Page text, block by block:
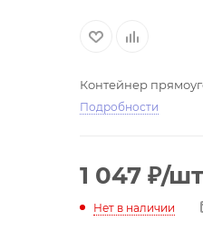
Контейнер
Подробности
1 047 ₽/шт
Нет в наличии